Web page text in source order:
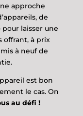
approche
de
laisser une
offrant, à prix
à neuf de
est bon
le cas. On
au défi !